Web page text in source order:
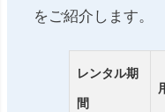
をご紹介します。
レンタル期
間